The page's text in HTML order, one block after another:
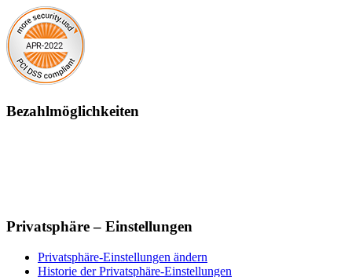
Bezahlmöglichkeiten
Privatsphäre – Einstellungen
Privatsphäre-Einstellungen ändern
Historie der Privatsphäre-Einstellungen